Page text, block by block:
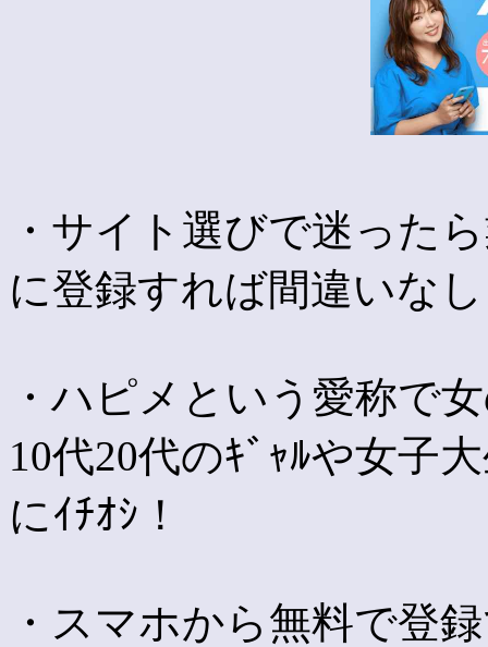
・サイト選びで迷った
に登録すれば間違いな
・ハピメという愛称で
10代20代のｷﾞｬﾙや女子
にｲﾁｵｼ！
・スマホから無料で登